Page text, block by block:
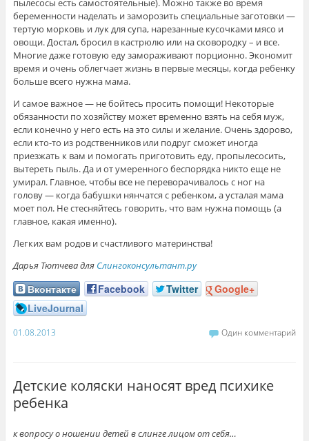
пылесосы есть самостоятельные). Можно также во время
беременности наделать и заморозить специальные заготовки —
тертую морковь и лук для супа, нарезанные кусочками мясо и
овощи. Достал, бросил в кастрюлю или на сковородку – и все.
Многие даже готовую еду замораживают порционно. Экономит
время и очень облегчает жизнь в первые месяцы, когда ребенку
больше всего нужна мама.
И самое важное — не бойтесь просить помощи! Некоторые
обязанности по хозяйству может временно взять на себя муж,
если конечно у него есть на это силы и желание. Очень здорово,
если кто-то из родственников или подруг сможет иногда
приезжать к вам и помогать приготовить еду, пропылесосить,
вытереть пыль. Да и от умеренного беспорядка никто еще не
умирал. Главное, чтобы все не переворачивалось с ног на
голову — когда бабушки нянчатся с ребенком, а усталая мама
моет пол. Не стесняйтесь говорить, что вам нужна помощь (а
главное, какая именно).
Легких вам родов и счастливого материнства!
Дарья Тютчева для Слингоконсультант.ру
Вконтакте Facebook Twitter
Google+
LiveJournal
01.08.2013 Один комментарий
Детские коляски наносят вред психике
ребенка
к вопросу о ношении детей в слинге лицом от себя…